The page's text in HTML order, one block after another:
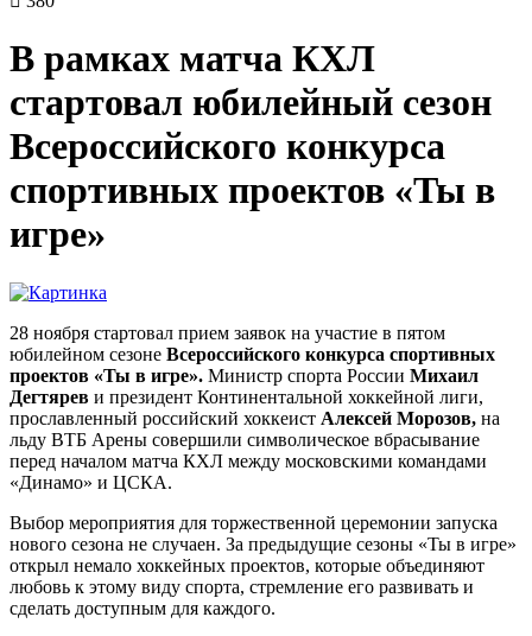
В рамках матча КХЛ
стартовал юбилейный сезон
Всероссийского конкурса
спортивных проектов «Ты в
игре»
28 ноября стартовал прием заявок на участие в пятом
юбилейном сезоне Всероссийского конкурса спортивных
проектов «Ты в игре». Министр спорта России Михаил
Дегтярев и президент Континентальной хоккейной лиги,
прославленный российский хоккеист Алексей Морозов, на
льду ВТБ Арены совершили символическое вбрасывание
перед началом матча КХЛ между московскими командами
«Динамо» и ЦСКА.
Выбор мероприятия для торжественной церемонии запуска
нового сезона не случаен. За предыдущие сезоны «Ты в игре»
открыл немало хоккейных проектов, которые объединяют
любовь к этому виду спорта, стремление его развивать и
сделать доступным для каждого.